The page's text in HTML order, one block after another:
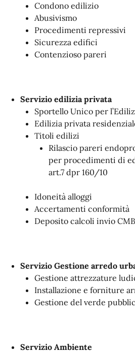
Condono edilizio
Abusivismo
Procedimenti repressivi
Sicurezza edifici
Contenzioso pareri
Servizio edilizia privata
Sportello Unico per
Edilizia privata
Titoli edilizi
Rilascio pareri
per procedimenti di
art.7 dpr 160/10
Idoneità alloggi
Accertamenti conformità
Deposito calcoli invio
Servizio Gestione arredo
Gestione attrezzature
Installazione e forniture
Gestione del verde
Servizio Ambiente